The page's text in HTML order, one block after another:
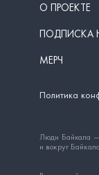
О ПРОЕКТЕ
ПОДПИСКА
МЕРЧ
Политика
Люди Байкала —
и вокруг Байкала.